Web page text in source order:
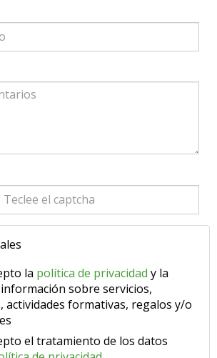
captcha
la política de privacidad y la
sobre servicios,
actividades formativas, regalos y/o
el tratamiento de los datos